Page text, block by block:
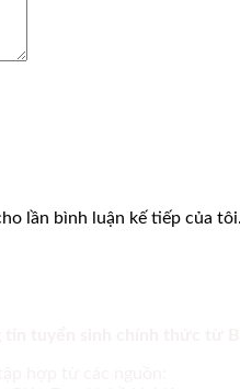
lần bình luận kế tiếp của tôi.